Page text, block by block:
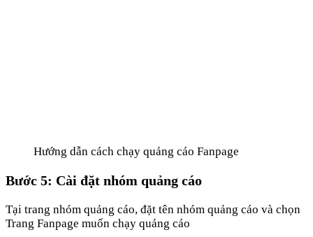
Hướng dẫn cách chạy quảng cáo Fanpage
Bước 5: Cài đặt nhóm quảng cáo
Tại trang nhóm quảng cáo, đặt tên nhóm quảng cáo và chọn
Trang Fanpage muốn chạy quảng cáo